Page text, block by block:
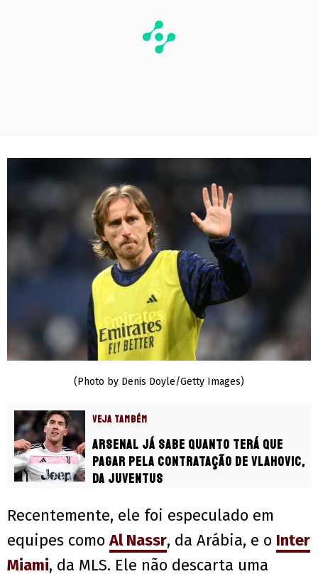
(Photo by Denis Doyle/Getty Images)
VEJA TAMBÉM
Arsenal já sabe quanto terá que
pagar pela contratação de Vlahovic,
da Juventus
Recentemente, ele foi especulado em
equipes comoAl Nassr, da Arábia, e o Inter
Miami, da MLS. Ele não descarta uma